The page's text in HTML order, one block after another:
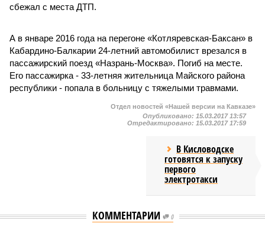
сбежал с места ДТП.
А в январе 2016 года на перегоне «Котляревская-Баксан» в
Кабардино-Балкарии 24-летний автомобилист врезался в
пассажирский поезд «Назрань-Москва». Погиб на месте.
Его пассажирка - 33-летняя жительница Майского района
республики - попала в больницу с тяжелыми травмами.
Отдел новостей «Нашей версии на Кавказе»
Опубликовано: 15.03.2017 13:57
Отредактировано: 15.03.2017 17:59
В Кисловодске
готовятся к запуску
первого
электротакси
КОММЕНТАРИИ 0